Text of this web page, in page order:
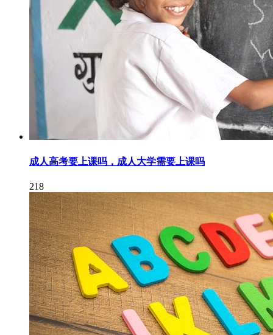
成人高考要上课吗，成人大学需要上课吗
218